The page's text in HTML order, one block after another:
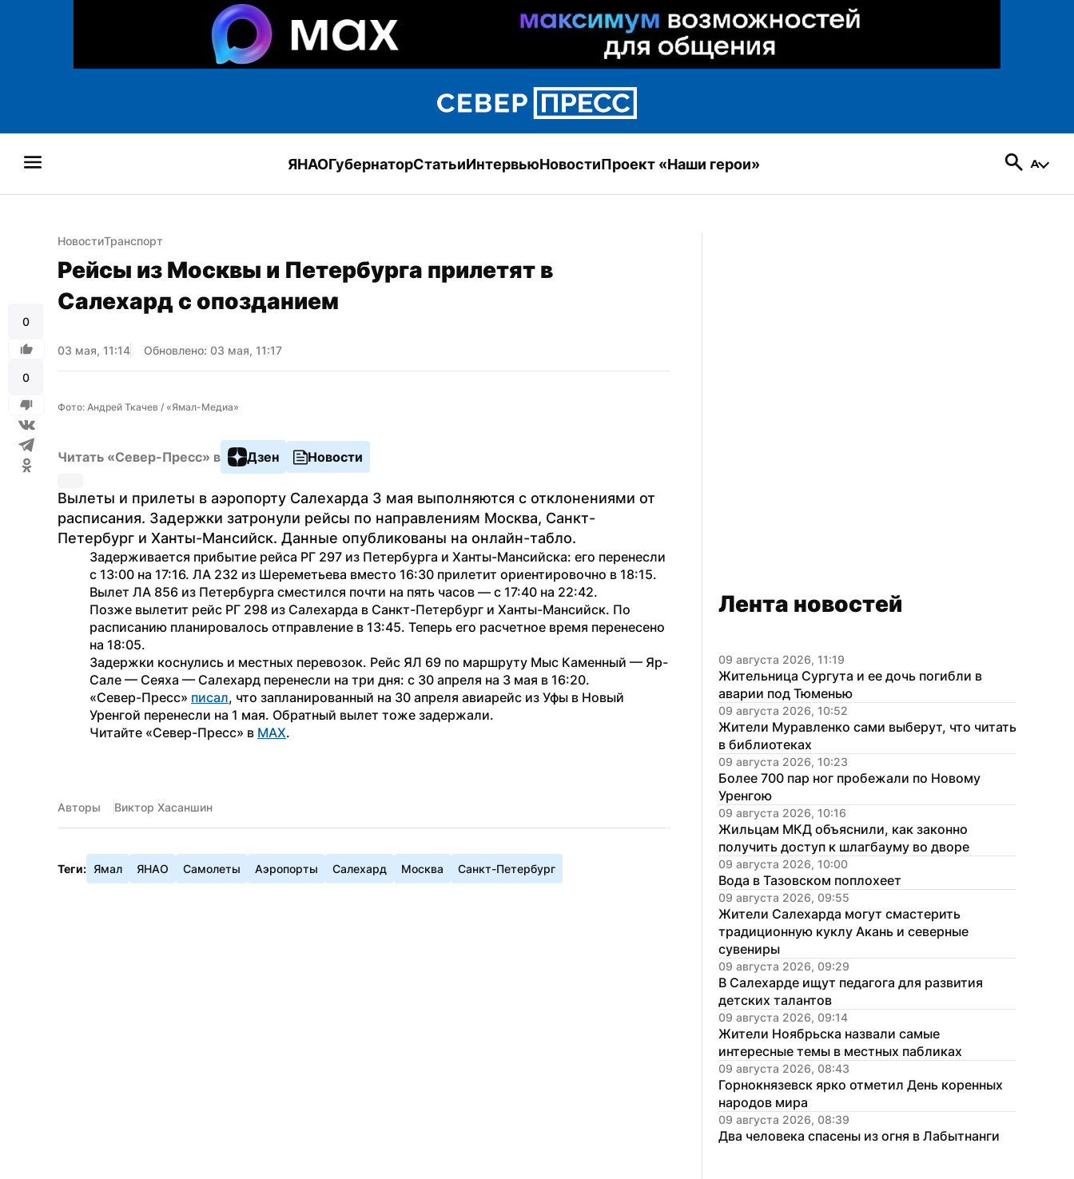
ЯНАОГубернаторСтатьиИнтервьюНовостиПроект «Наши герои»
0
0
НовостиТранспорт
Рейсы из Москвы и Петербурга прилетят в
Салехард с опозданием
03 мая, 11:14 Обновлено: 03 мая, 11:17
Фото: Андрей Ткачев / «Ямал-Медиа»
Читать «Север-Пресс» в Дзен Новости
Вылеты и прилеты в аэропорту Салехарда 3 мая выполняются с отклонениями от
расписания. Задержки затронули рейсы по направлениям Москва, Санкт-
Петербург и Ханты-Мансийск. Данные опубликованы на онлайн-табло.
Задерживается прибытие рейса РГ 297 из Петербурга и Ханты-Мансийска: его перенесли
с 13:00 на 17:16. ЛА 232 из Шереметьева вместо 16:30 прилетит ориентировочно в 18:15.
Вылет ЛА 856 из Петербурга сместился почти на пять часов — с 17:40 на 22:42.
Позже вылетит рейс РГ 298 из Салехарда в Санкт-Петербург и Ханты-Мансийск. По
расписанию планировалось отправление в 13:45. Теперь его расчетное время перенесено
на 18:05.
Задержки коснулись и местных перевозок. Рейс ЯЛ 69 по маршруту Мыс Каменный — Яр-
Сале — Сеяха — Салехард перенесли на три дня: с 30 апреля на 3 мая в 16:20.
«Север-Пресс» писал, что запланированный на 30 апреля авиарейс из Уфы в Новый
Уренгой перенесли на 1 мая. Обратный вылет тоже задержали.
Читайте «Север-Пресс» в MAX.
Авторы Виктор Хасаншин
Теги: Ямал ЯНАО Самолеты Аэропорты Салехард Москва Санкт-Петербург
Лента новостей
09 августа 2026, 11:19
Жительница Сургута и ее дочь погибли в
аварии под Тюменью
09 августа 2026, 10:52
Жители Муравленко сами выберут, что читать
в библиотеках
09 августа 2026, 10:23
Более 700 пар ног пробежали по Новому
Уренгою
09 августа 2026, 10:16
Жильцам МКД объяснили, как законно
получить доступ к шлагбауму во дворе
09 августа 2026, 10:00
Вода в Тазовском поплохеет
09 августа 2026, 09:55
Жители Салехарда могут смастерить
традиционную куклу Акань и северные
сувениры
09 августа 2026, 09:29
В Салехарде ищут педагога для развития
детских талантов
09 августа 2026, 09:14
Жители Ноябрьска назвали самые
интересные темы в местных пабликах
09 августа 2026, 08:43
Горнокнязевск ярко отметил День коренных
народов мира
09 августа 2026, 08:39
Два человека спасены из огня в Лабытнанги